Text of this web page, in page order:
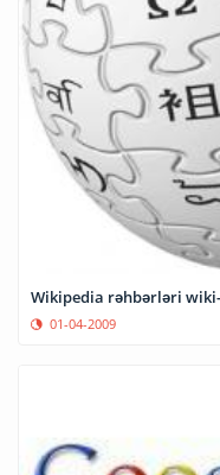
Wikipedia rəhbərləri
01-04-2009